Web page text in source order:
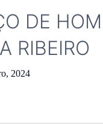
DE
RIBEIRO
2024